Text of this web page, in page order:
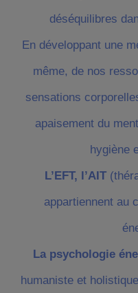
déséquilibres
En développant une
même, de nos
sensations
apaisement du
hygiène
L’EFT, l’AIT
appartiennent au
La psychologie
humaniste et